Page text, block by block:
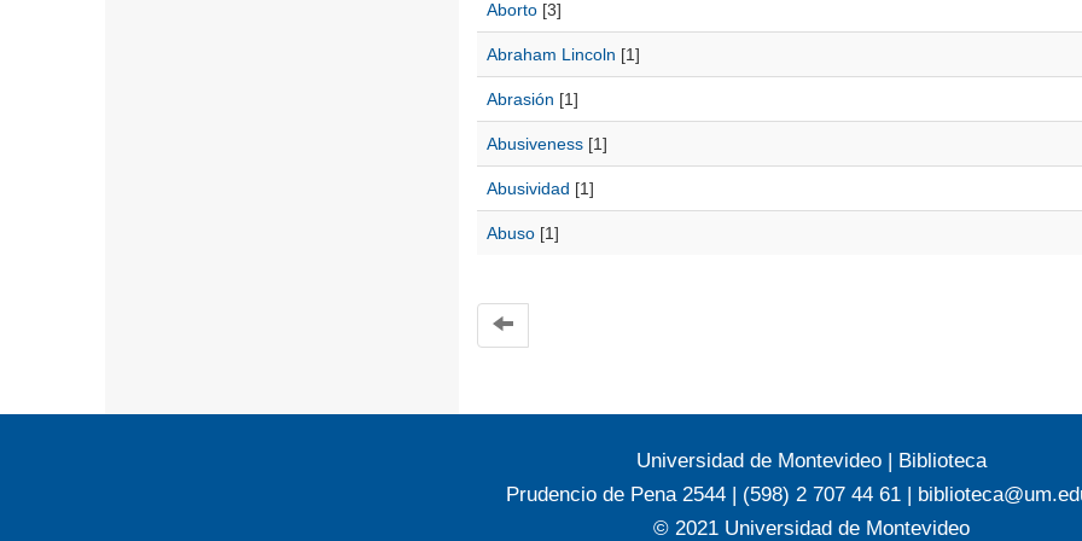
Aborto[3]
Abraham Lincoln [1]
Abrasión [1]
Abusiveness[1]
Abusividad [1]
Abuso[1]
Universidad de Montevideo | Biblioteca
Prudencio de Pena 2544 | (598) 2 707 44 61 |
© 2021 Universidad de Montevideo